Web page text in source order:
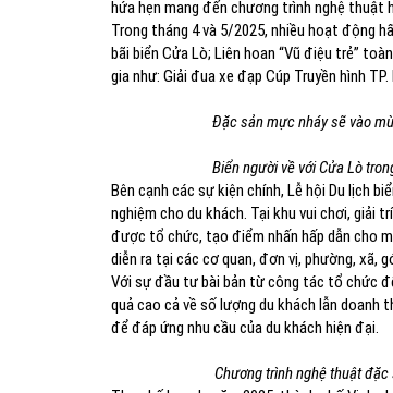
hứa hẹn mang đến chương trình nghệ thuật
Trong tháng 4 và 5/2025, nhiều hoạt động
bãi biển Cửa Lò; Liên hoan “Vũ điệu trẻ”
gia như: Giải đua xe đạp Cúp Truyền hình
Đặc sản mực nháy sẽ vào
Biển người về với Cửa Lò
Bên cạnh các sự kiện chính, Lễ hội Du lịch
nghiệm cho du khách. Tại khu vui chơi, giải
được tổ chức, tạo điểm nhấn hấp dẫn cho
diễn ra tại các cơ quan, đơn vị, phường, xã,
Với sự đầu tư bài bản từ công tác tổ chức
quả cao cả về số lượng du khách lẫn
để đáp ứng nhu cầu của du khách hiện đại.
Chương trình nghệ thuật